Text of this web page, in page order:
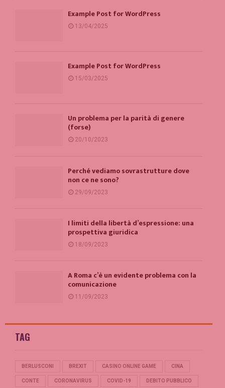
Example Post for WordPress
13/04/2025
Example Post for WordPress
15/03/2025
Un problema per la parità di genere
(forse)
20/10/2023
Perché vediamo sovrastrutture dove
non ce ne sono?
29/09/2023
I limiti della libertà d’espressione: una
prospettiva giuridica
18/09/2023
A Roma c’è un evidente problema con la
comunicazione
11/09/2023
TAG
BERLUSCONI BREXIT CASINO ONLINE GAME CINA
CONTE CORONAVIRUS COVID-19 DEBITO PUBBLICO